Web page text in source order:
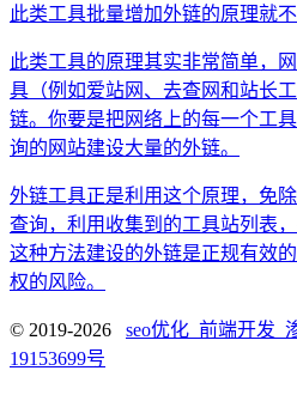
此类工具批量增加外链的原理就
此类工具的原理其实非常简单，
具（例如爱站网、去查网和站长
链。你要是把网络上的每一个工
询的网站建设大量的外链。
外链工具正是利用这个原理，免
查询，利用收集到的工具站列表
这种方法建设的外链是正规有效
权的风险。
© 2019-2026 seo优化_前端开发_
19153699号